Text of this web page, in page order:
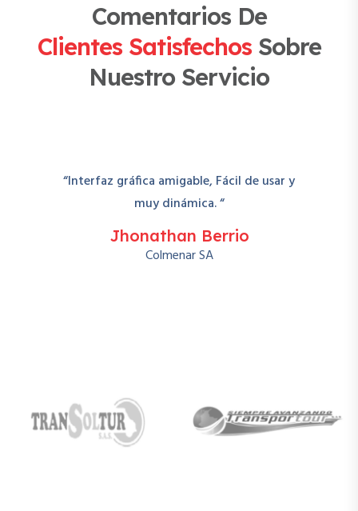
Comentarios De
Clientes SatisfechosSobre
Nuestro Servicio
“Interfaz gráfica amigable, Fácil de usar y
muy dinámica. “
Jhonathan Berrio
Colmenar SA